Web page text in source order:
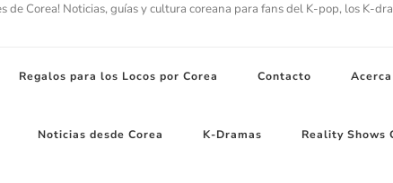
de Corea! Noticias, guías y cultura coreana para fans del K-pop, los K-
Regalos para los Locos por Corea Contacto
Noticias desde Corea K-Dramas Reality Shows